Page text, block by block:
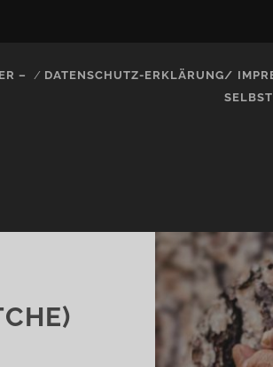
– DATENSCHUTZ-ERKLÄRUNG/